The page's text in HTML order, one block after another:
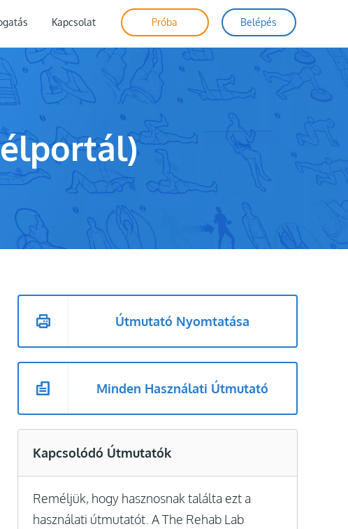
Kapcsolat Próba Belépés
Útmutató Nyomtatása
Minden Használati Útmutató
Kapcsolódó Útmutatók
Reméljük, hogy hasznosnak találta ezt a
használati útmutatót. A The Rehab Lab